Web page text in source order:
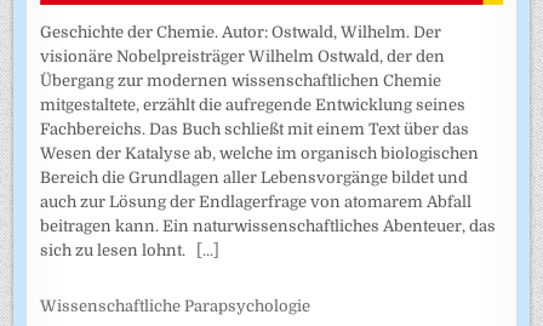
Geschichte der Chemie. Autor: Ostwald, Wilhelm. Der
visionäre Nobelpreisträger Wilhelm Ostwald, der den
Übergang zur modernen wissenschaftlichen Chemie
mitgestaltete, erzählt die aufregende Entwicklung seines
Fachbereichs. Das Buch schließt mit einem Text über das
Wesen der Katalyse ab, welche im organisch biologischen
Bereich die Grundlagen aller Lebensvorgänge bildet und
auch zur Lösung der Endlagerfrage von atomarem Abfall
beitragen kann. Ein naturwissenschaftliches Abenteuer, das
sich zu lesen lohnt.
[...]
Wissenschaftliche Parapsychologie